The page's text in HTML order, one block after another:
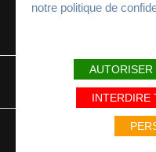
MENTIONS LÉGALES
Avec le soutien du Fonds
steun van het Europese Fonds
notre politique de
INTERDIRE